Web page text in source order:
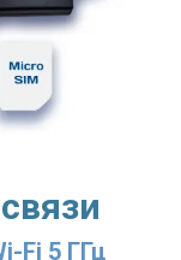
Fi 5 ГГц